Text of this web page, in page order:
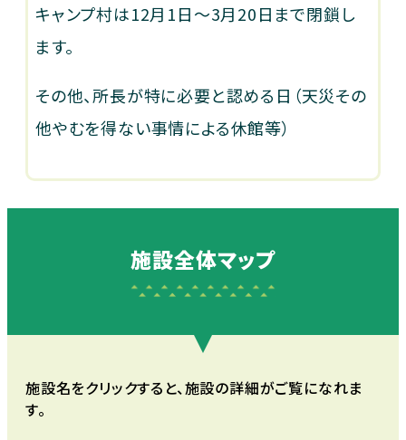
キャンプ村は12月1日～3月20日まで閉鎖し
ます。
その他、所長が特に必要と認める日（天災その
他やむを得ない事情による休館等）
施設全体マップ
施設名をクリックすると、施設の詳細がご覧になれま
す。